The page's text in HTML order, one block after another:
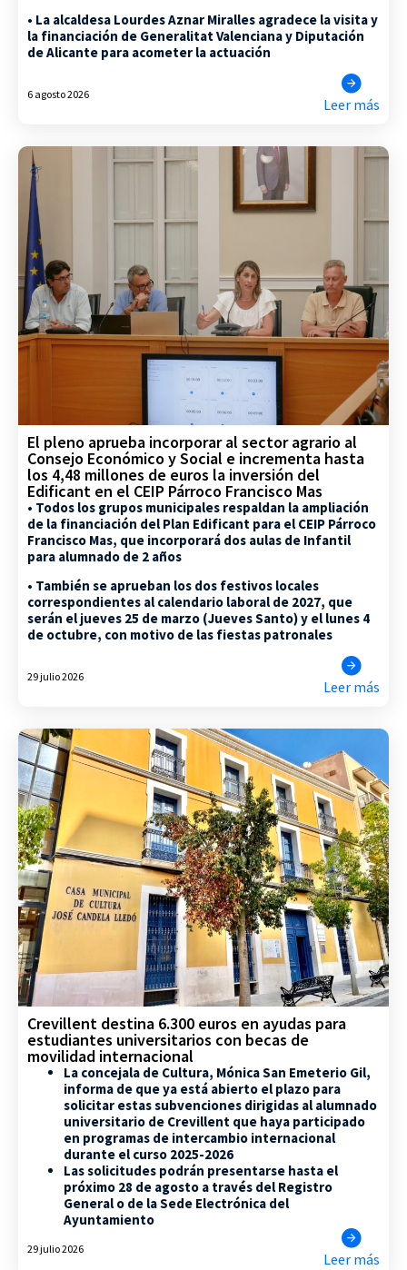
• La alcaldesa Lourdes Aznar Miralles agradece la visita y
la financiación de Generalitat Valenciana y Diputación
de Alicante para acometer la actuación
6 agosto 2026
Leer más
El pleno aprueba incorporar al sector agrario al
Consejo Económico y Social e incrementa hasta
los 4,48 millones de euros la inversión del
Edificant en el CEIP Párroco Francisco Mas
• Todos los grupos municipales respaldan la ampliación
de la financiación del Plan Edificant para el CEIP Párroco
Francisco Mas, que incorporará dos aulas de Infantil
para alumnado de 2 años
• También se aprueban los dos festivos locales
correspondientes al calendario laboral de 2027, que
serán el jueves 25 de marzo (Jueves Santo) y el lunes 4
de octubre, con motivo de las fiestas patronales
29 julio 2026
Leer más
Crevillent destina 6.300 euros en ayudas para
estudiantes universitarios con becas de
movilidad internacional
La concejala de Cultura, Mónica San Emeterio Gil,
informa de que ya está abierto el plazo para
solicitar estas subvenciones dirigidas al alumnado
universitario de Crevillent que haya participado
en programas de intercambio internacional
durante el curso 2025-2026
Las solicitudes podrán presentarse hasta el
próximo 28 de agosto a través del Registro
General o de la Sede Electrónica del
Ayuntamiento
29 julio 2026
Leer más